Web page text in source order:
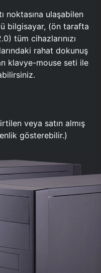
noktasına ulaşabilen
bilgisayar, (ön tarafta
tüm cihazlarınızı
rahat dokunuş
klavye-mouse seti ile
veya satın almış
gösterebilir.)